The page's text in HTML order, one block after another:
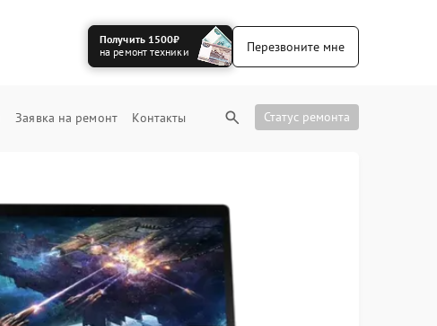
Получить 1500₽
на ремонт техники
Перезвоните мне
Заявка на ремонт Контакты Статус ремонта